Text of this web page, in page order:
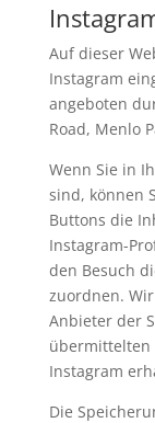
Auf dieser
Instagram
angeboten
Road, Menlo
Wenn Sie in
sind, können
Buttons die
Instagram-
den Besuch
zuordnen.
Anbieter der
übermittelten
Instagram
Die